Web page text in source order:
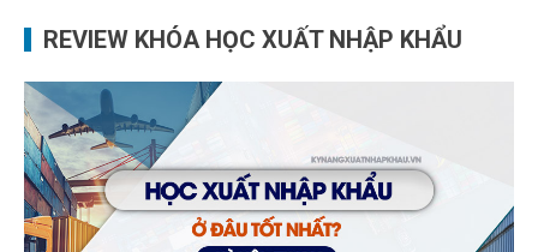
REVIEW KHÓA HỌC XUẤT NHẬP KHẨU